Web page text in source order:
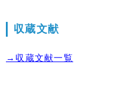
収蔵文献
→収蔵文献一覧